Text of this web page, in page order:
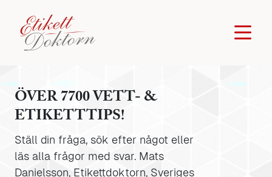
ÖVER 7700 VETT- &
ETIKETTTIPS!
Ställ din fråga, sök efter något eller
läs alla frågor med svar. Mats
Danielsson, Etikettdoktorn, Sveriges